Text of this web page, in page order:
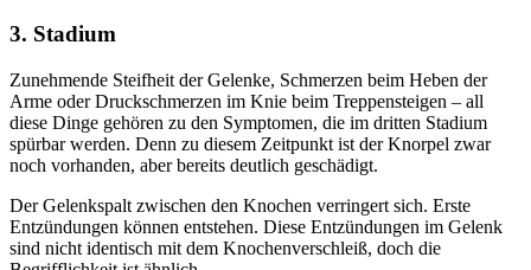
3. Stadium
Zunehmende Steifheit der Gelenke, Schmerzen beim Heben der
Arme oder Druckschmerzen im Knie beim Treppensteigen – all
diese Dinge gehören zu den Symptomen, die im dritten Stadium
spürbar werden. Denn zu diesem Zeitpunkt ist der Knorpel zwar
noch vorhanden, aber bereits deutlich geschädigt.
Der Gelenkspalt zwischen den Knochen verringert sich. Erste
Entzündungen können entstehen. Diese Entzündungen im Gelenk
sind nicht identisch mit dem Knochenverschleiß, doch die